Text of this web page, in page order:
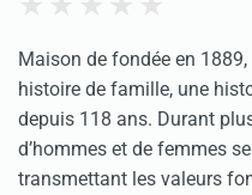
Maison de fondée en 1889,
histoire de famille, une
depuis 118 ans. Durant
d’hommes et de femmes
transmettant les valeurs